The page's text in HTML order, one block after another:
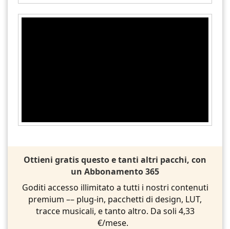
Ottieni gratis questo e tanti altri pacchi, con
un Abbonamento 365
Goditi accesso illimitato a tutti i nostri contenuti
premium –– plug-in, pacchetti di design, LUT,
tracce musicali, e tanto altro. Da soli 4,33
€/mese.